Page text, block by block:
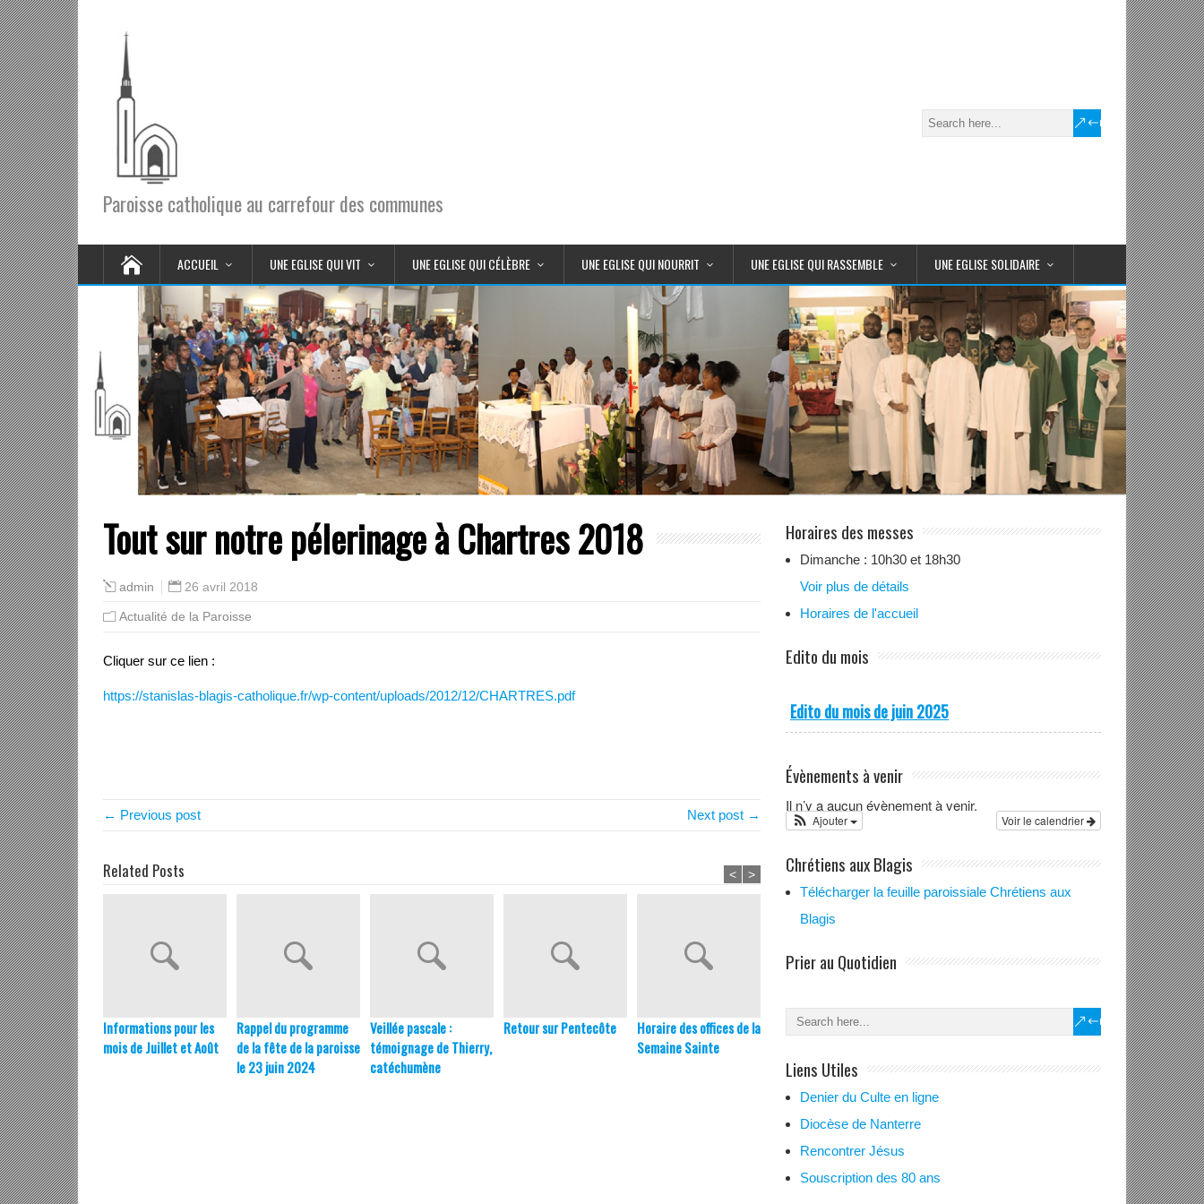
Paroisse catholique au carrefour des communes
ACCUEIL UNE EGLISE QUI VIT UNE EGLISE QUI CÉLÈBRE UNE EGLISE QUI NOURRIT UNE EGLISE QUI RASSEMBLE UNE EGLISE SOLIDAIRE
Tout sur notre pélerinage à Chartres 2018
admin 26 avril 2018
Actualité de la Paroisse
Cliquer sur ce lien :
https://stanislas-blagis-catholique.fr/wp-content/uploads/2012/12/CHARTRES.pdf
← Previous post Next post →
Related Posts
Informations pour les
mois de Juillet et Août
Rappel du programme
de la fête de la paroisse
le 23 juin 2024
Veillée pascale :
témoignage de Thierry,
catéchumène
Retour sur Pentecôte
Horaire des offices de la
Semaine Sainte
Préparation aux
< >
Horaires des messes
Dimanche : 10h30 et 18h30
Voir plus de détails
Horaires de l'accueil
Edito du mois
Edito du mois de juin 2025
Évènements à venir
Il n’y a aucun évènement à venir.
Voir le calendrier
Ajouter
Chrétiens aux Blagis
Télécharger la feuille paroissiale Chrétiens aux
Blagis
Prier au Quotidien
Liens Utiles
Denier du Culte en ligne
Diocèse de Nanterre
Rencontrer Jésus
Souscription des 80 ans